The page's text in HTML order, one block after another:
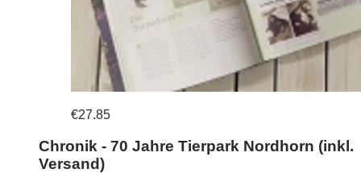
€27.85
Chronik - 70 Jahre Tierpark Nordhorn (inkl.
Versand)